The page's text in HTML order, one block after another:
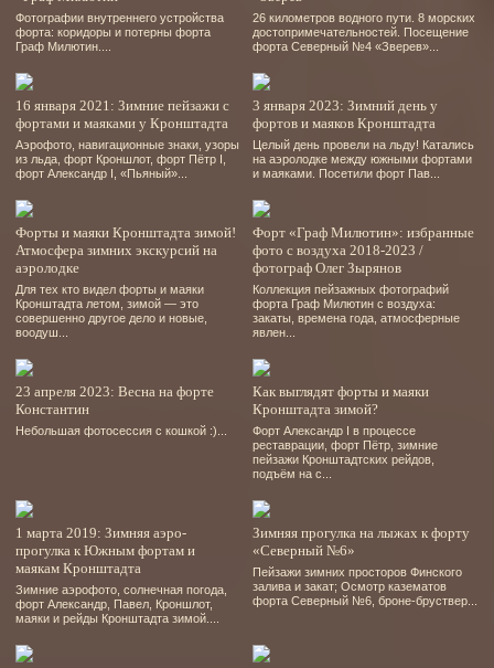
Фотографии внутреннего устройства
форта: коридоры и потерны форта
Граф Милютин....
26 километров водного пути. 8 морских
достопримечательностей. Посещение
форта Северный №4 «Зверев»...
16 января 2021: Зимние пейзажи с
фортами и маяками у Кронштадта
Аэрофото, навигационные знаки, узоры
из льда, форт Кроншлот, форт Пётр І,
форт Александр І, «Пьяный»...
3 января 2023: Зимний день у
фортов и маяков Кронштадта
Целый день провели на льду! Катались
на аэролодке между южными фортами
и маяками. Посетили форт Пав...
Форты и маяки Кронштадта зимой!
Атмосфера зимних экскурсий на
аэролодке
Для тех кто видел форты и маяки
Кронштадта летом, зимой — это
совершенно другое дело и новые,
воодуш...
Форт «Граф Милютин»: избранные
фото с воздуха 2018-2023 /
фотограф Олег Зырянов
Коллекция пейзажных фотографий
форта Граф Милютин с воздуха:
закаты, времена года, атмосферные
явлен...
23 апреля 2023: Весна на форте
Константин
Небольшая фотосессия с кошкой :)...
Как выглядят форты и маяки
Кронштадта зимой?
Форт Александр І в процессе
реставрации, форт Пётр, зимние
пейзажи Кронштадтских рейдов,
подъём на с...
1 марта 2019: Зимняя аэро-
прогулка к Южным фортам и
маякам Кронштадта
Зимние аэрофото, солнечная погода,
форт Александр, Павел, Кроншлот,
маяки и рейды Кронштадта зимой....
Зимняя прогулка на лыжах к форту
«Северный №6»
Пейзажи зимних просторов Финского
залива и закат; Осмотр казематов
форта Северный №6, броне-бруствер...